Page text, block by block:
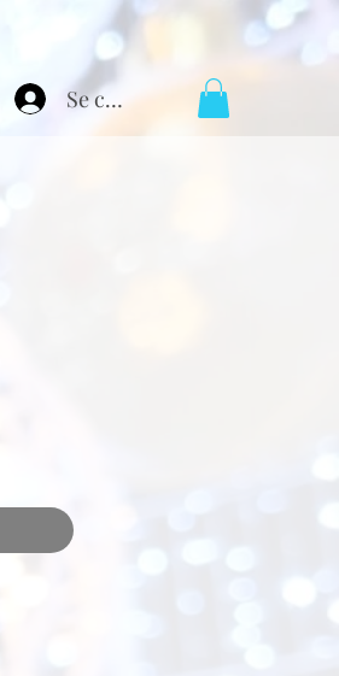
Se connecter